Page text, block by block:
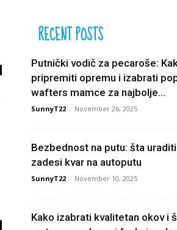
RECENT POSTS
Putnički vodič za pecaroše:
pripremiti opremu i izabrati
wafters mamce za najbolje...
SunnyT22 - November 26, 2025
Bezbednost na putu: šta
zadesi kvar na autoputu
SunnyT22 - November 10, 2025
Kako izabrati kvalitetan okov i